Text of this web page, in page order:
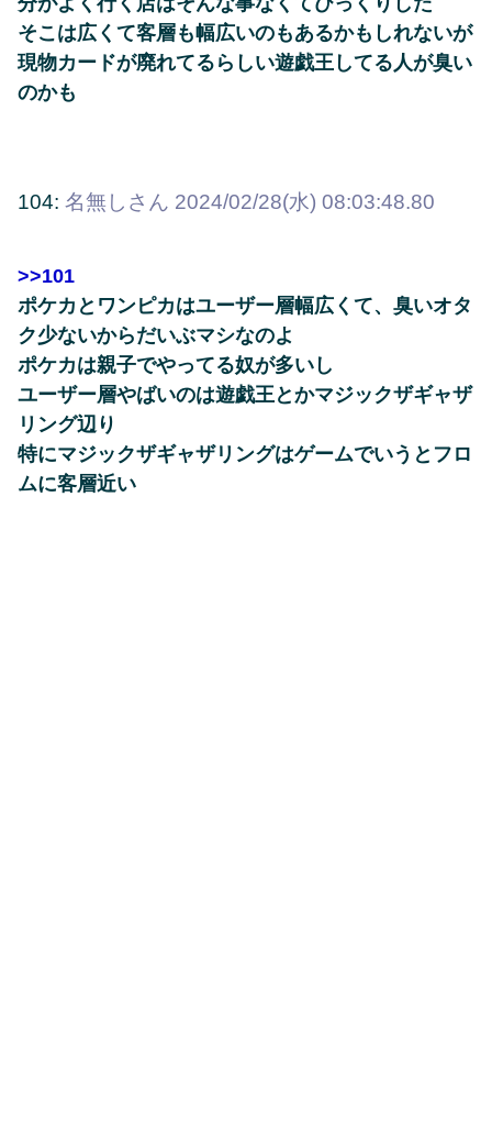
そこは広くて客層も幅広いのもあるかもしれないが
現物カードが廃れてるらしい遊戯王してる人が臭い
のかも
104: 名無しさん 2024/02/28(水) 08:03:48.80
>>101
ポケカとワンピカはユーザー層幅広くて、臭いオタ
ク少ないからだいぶマシなのよ
ポケカは親子でやってる奴が多いし
ユーザー層やばいのは遊戯王とかマジックザギャザ
リング辺り
特にマジックザギャザリングはゲームでいうとフロ
ムに客層近い